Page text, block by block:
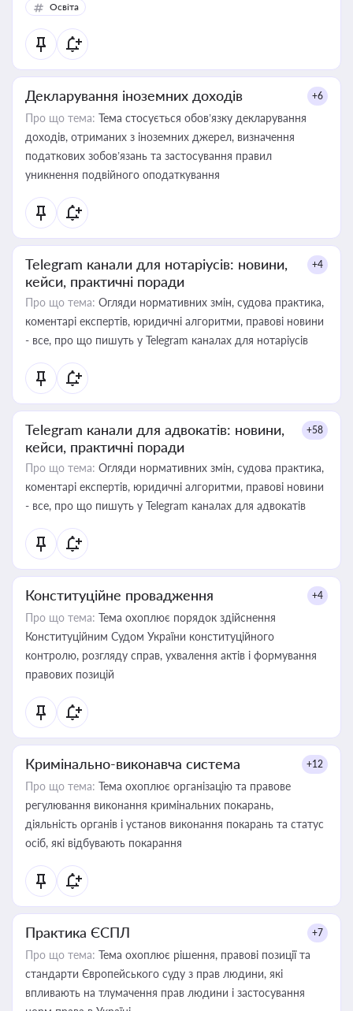
Освіта
Декларування іноземних доходів +6
Про що тема: Тема стосується обов’язку декларування
доходів, отриманих з іноземних джерел, визначення
податкових зобов’язань та застосування правил
уникнення подвійного оподаткування
Telegram канали для нотаріусів: новини,
кейси, практичні поради
+4
Про що тема: Огляди нормативних змін, судова практика,
коментарі експертів, юридичні алгоритми, правові новини
- все, про що пишуть у Telegram каналах для нотаріусів
Telegram канали для адвокатів: новини,
кейси, практичні поради
+58
Про що тема: Огляди нормативних змін, судова практика,
коментарі експертів, юридичні алгоритми, правові новини
- все, про що пишуть у Telegram каналах для адвокатів
Конституційне провадження +4
Про що тема: Тема охоплює порядок здійснення
Конституційним Судом України конституційного
контролю, розгляду справ, ухвалення актів і формування
правових позицій
Кримінально-виконавча система +12
Про що тема: Тема охоплює організацію та правове
регулювання виконання кримінальних покарань,
діяльність органів і установ виконання покарань та статус
осіб, які відбувають покарання
Практика ЄСПЛ +7
Про що тема: Тема охоплює рішення, правові позиції та
стандарти Європейського суду з прав людини, які
впливають на тлумачення прав людини і застосування